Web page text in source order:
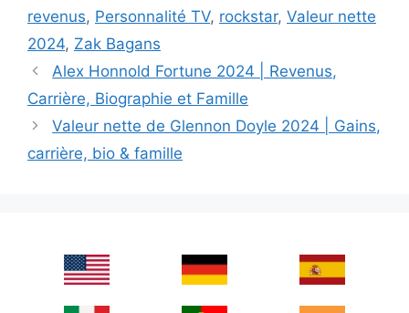
revenus, Personnalité TV, rockstar, Valeur nette
2024, Zak Bagans
Alex Honnold Fortune 2024 | Revenus,
Carrière, Biographie et Famille
Valeur nette de Glennon Doyle 2024 | Gains,
carrière, bio & famille